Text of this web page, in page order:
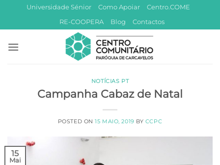
content
Universidade Sénior Como Apoiar
Centro.COME
RE-COOPERA
Blog Contactos
NOTÍCIAS PT
Campanha Cabaz de Natal
POSTED ON15 MAIO, 2019 BY CCPC
15
Mai